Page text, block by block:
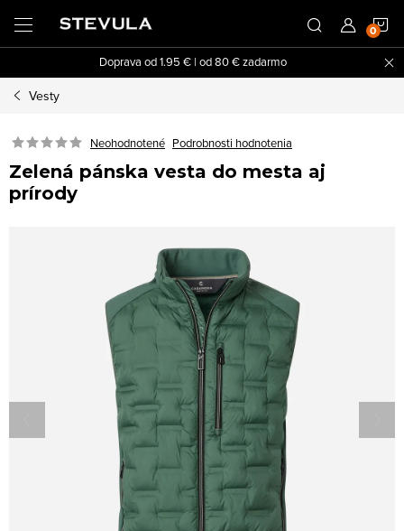
obsah
Doprava od 1.95 € | od 80 € zadarmo
Vesty
Neohodnotené Podrobnosti hodnotenia
Zelená pánska vesta do mesta aj
prírody